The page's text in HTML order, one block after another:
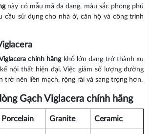
này có mẫu mã đa dạng, màu sắc phong phú
cầu sử dụng cho nhà ở, căn hộ và công trình
chính hãngkhổ lớn đang trở thành xu
nội thất hiện đại. Việc giảm số lượng đường
trở nên liền mạch, rộng rãi và sang trọng hơn.
Gạch Viglacera chính hãng
Porcelain Granite Ceramic